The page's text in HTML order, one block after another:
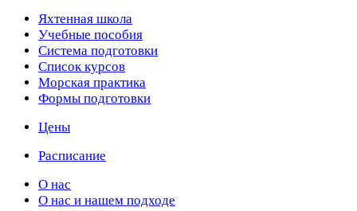
Яхтенная школа
Учебные пособия
Cистема подготовки
Список курсов
Морская практика
Формы подготовки
Цены
Расписание
О нас
О нас и нашем подходе